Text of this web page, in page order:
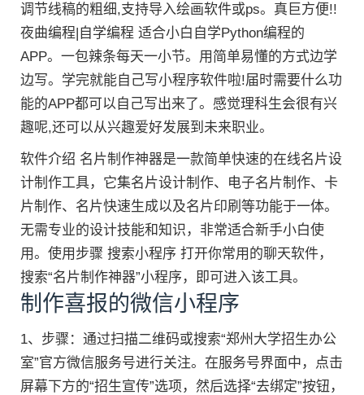
调节线稿的粗细,支持导入绘画软件或ps。真巨方便!!
夜曲编程|自学编程 适合小白自学Python编程的
APP。一包辣条每天一小节。用简单易懂的方式边学
边写。学完就能自己写小程序软件啦!届时需要什么功
能的APP都可以自己写出来了。感觉理科生会很有兴
趣呢,还可以从兴趣爱好发展到未来职业。
软件介绍 名片制作神器是一款简单快速的在线名片设
计制作工具，它集名片设计制作、电子名片制作、卡
片制作、名片快速生成以及名片印刷等功能于一体。
无需专业的设计技能和知识，非常适合新手小白使
用。使用步骤 搜索小程序 打开你常用的聊天软件，
搜索“名片制作神器”小程序，即可进入该工具。
制作喜报的微信小程序
1、步骤：通过扫描二维码或搜索“郑州大学招生办公
室”官方微信服务号进行关注。在服务号界面中，点击
屏幕下方的“招生宣传”选项，然后选择“去绑定”按钮，